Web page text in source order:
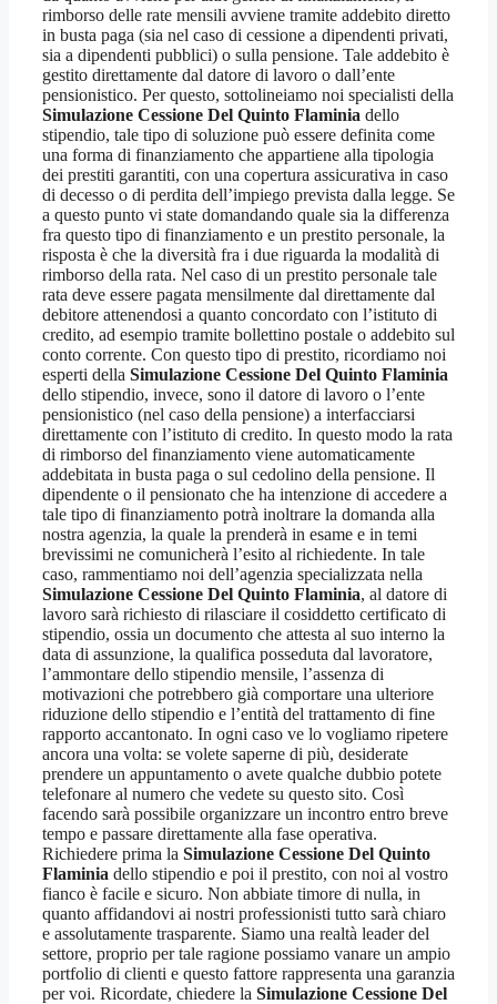
rimborso delle rate mensili avviene tramite addebito diretto
in busta paga (sia nel caso di cessione a dipendenti privati,
sia a dipendenti pubblici) o sulla pensione. Tale addebito è
gestito direttamente dal datore di lavoro o dall’ente
pensionistico. Per questo, sottolineiamo noi specialisti della
Simulazione Cessione Del Quinto Flaminia dello
stipendio, tale tipo di soluzione può essere definita come
una forma di finanziamento che appartiene alla tipologia
dei prestiti garantiti, con una copertura assicurativa in caso
di decesso o di perdita dell’impiego prevista dalla legge. Se
a questo punto vi state domandando quale sia la differenza
fra questo tipo di finanziamento e un prestito personale, la
risposta è che la diversità fra i due riguarda la modalità di
rimborso della rata. Nel caso di un prestito personale tale
rata deve essere pagata mensilmente dal direttamente dal
debitore attenendosi a quanto concordato con l’istituto di
credito, ad esempio tramite bollettino postale o addebito sul
conto corrente. Con questo tipo di prestito, ricordiamo noi
esperti della Simulazione Cessione Del Quinto Flaminia
dello stipendio, invece, sono il datore di lavoro o l’ente
pensionistico (nel caso della pensione) a interfacciarsi
direttamente con l’istituto di credito. In questo modo la rata
di rimborso del finanziamento viene automaticamente
addebitata in busta paga o sul cedolino della pensione. Il
dipendente o il pensionato che ha intenzione di accedere a
tale tipo di finanziamento potrà inoltrare la domanda alla
nostra agenzia, la quale la prenderà in esame e in temi
brevissimi ne comunicherà l’esito al richiedente. In tale
caso, rammentiamo noi dell’agenzia specializzata nella
Simulazione Cessione Del Quinto Flaminia, al datore di
lavoro sarà richiesto di rilasciare il cosiddetto certificato di
stipendio, ossia un documento che attesta al suo interno la
data di assunzione, la qualifica posseduta dal lavoratore,
l’ammontare dello stipendio mensile, l’assenza di
motivazioni che potrebbero già comportare una ulteriore
riduzione dello stipendio e l’entità del trattamento di fine
rapporto accantonato. In ogni caso ve lo vogliamo ripetere
ancora una volta: se volete saperne di più, desiderate
prendere un appuntamento o avete qualche dubbio potete
telefonare al numero che vedete su questo sito. Così
facendo sarà possibile organizzare un incontro entro breve
tempo e passare direttamente alla fase operativa.
Richiedere prima la Simulazione Cessione Del Quinto
Flaminia dello stipendio e poi il prestito, con noi al vostro
fianco è facile e sicuro. Non abbiate timore di nulla, in
quanto affidandovi ai nostri professionisti tutto sarà chiaro
e assolutamente trasparente. Siamo una realtà leader del
settore, proprio per tale ragione possiamo vanare un ampio
portfolio di clienti e questo fattore rappresenta una garanzia
per voi. Ricordate, chiedere la Simulazione Cessione Del